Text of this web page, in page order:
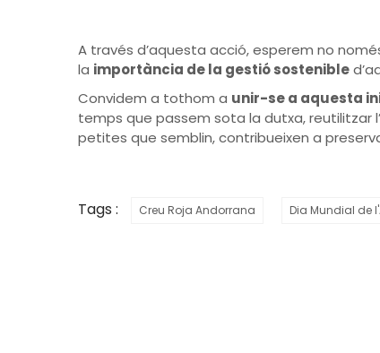
A través d’aquesta acció, esperem no
la importància de la gestió sostenible
Convidem a tothom a unir-se a aquesta
temps que passem sota la dutxa, reutilitzar
petites que semblin, contribueixen a
Tags : Creu Roja Andorrana Dia Mundial de